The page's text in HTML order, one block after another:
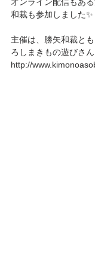
和裁も参加しました✨
主催は、勝矢和裁と
ろしまきもの遊びさん
http://